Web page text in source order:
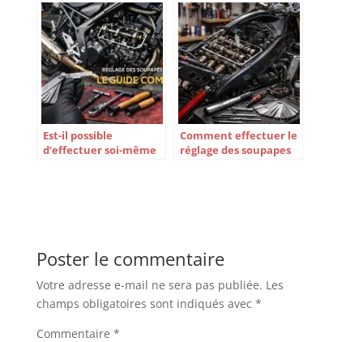
sur sa moto ?
soupape de moto ?
Est-il possible
d’effectuer soi-même
Comment effectuer le
réglage des soupapes
Poster le commentaire
Votre adresse e-mail ne sera pas publiée. Les
champs obligatoires sont indiqués avec *
Commentaire *